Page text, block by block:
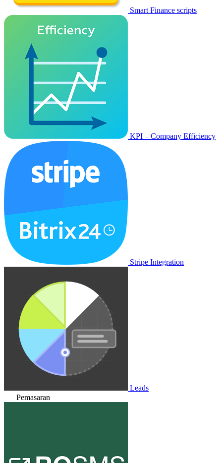
Smart Finance scripts
KPI – Company Efficiency
Stripe Integration
Leads
Pemasaran